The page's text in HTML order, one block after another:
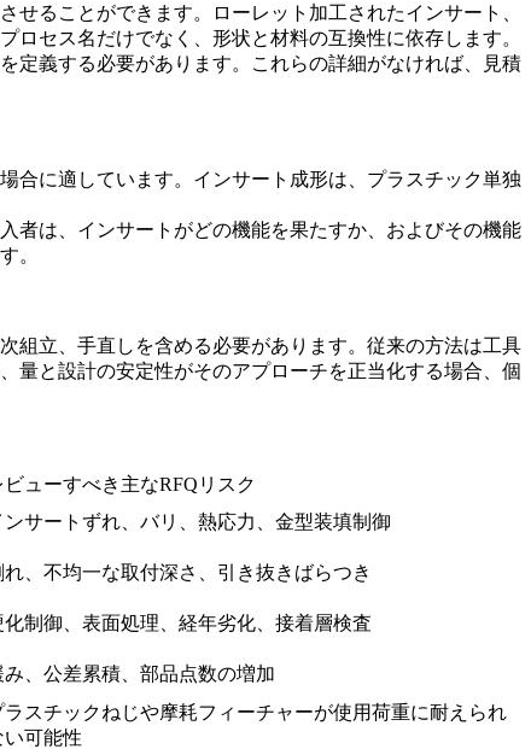
ることができます。ローレット加工されたインサート、
セス名だけでなく、形状と材料の互換性に依存します。
定義する必要があります。これらの詳細がなければ、見積
合に適しています。インサート成形は、プラスチック単独
者は、インサートがどの機能を果たすか、およびその機能
。
組立、手直しを含める必要があります。従来の方法は工具
量と設計の安定性がそのアプローチを正当化する場合、個
ビューすべき主なRFQリスク
ンサートずれ、バリ、熱応力、金型装填制御
れ、不均一な取付深さ、引き抜きばらつき
化制御、表面処理、経年劣化、接着層検査
み、公差累積、部品点数の増加
ラスチックねじや摩耗フィーチャーが使用荷重に耐えられ
い可能性